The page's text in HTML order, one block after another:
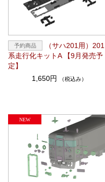
（サハ201用）201
系走行化キットA 【9月発売予
定】
1,650円
（税込み）